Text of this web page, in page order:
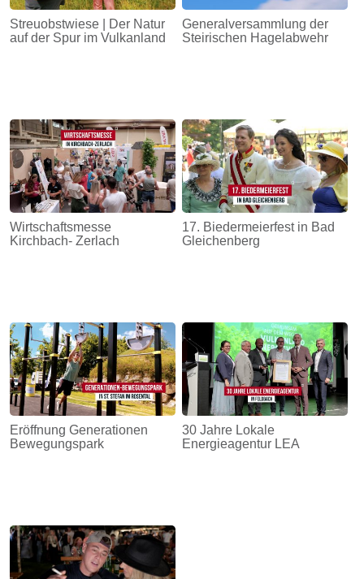
Streuobstwiese | Der Natur
auf der Spur im Vulkanland
Generalversammlung der
Steirischen Hagelabwehr
Wirtschaftsmesse
Kirchbach- Zerlach
17. Biedermeierfest in Bad
Gleichenberg
Eröffnung Generationen
Bewegungspark
30 Jahre Lokale
Energieagentur LEA